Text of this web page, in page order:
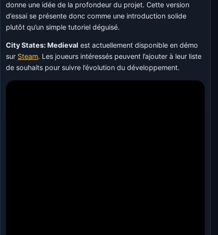
donne une idée de la profondeur du projet. Cette version
d’essai se présente donc comme une introduction solide
plutôt qu’un simple tutoriel déguisé.
City States: Medieval est actuellement disponible en démo
sur Steam. Les joueurs intéressés peuvent l’ajouter à leur liste
de souhaits pour suivre l’évolution du développement.